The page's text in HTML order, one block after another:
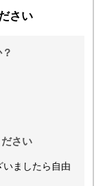
さい
さい
ましたら自由